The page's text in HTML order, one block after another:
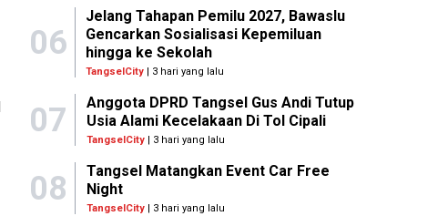
06
Jelang Tahapan Pemilu 2027, Bawaslu
Gencarkan Sosialisasi Kepemiluan
hingga ke Sekolah
TangselCity | 3 hari yang lalu
07
Anggota DPRD Tangsel Gus Andi Tutup
Usia Alami Kecelakaan Di Tol Cipali
TangselCity| 3 hari yang lalu
08
Tangsel Matangkan Event Car Free
Night
TangselCity| 3 hari yang lalu